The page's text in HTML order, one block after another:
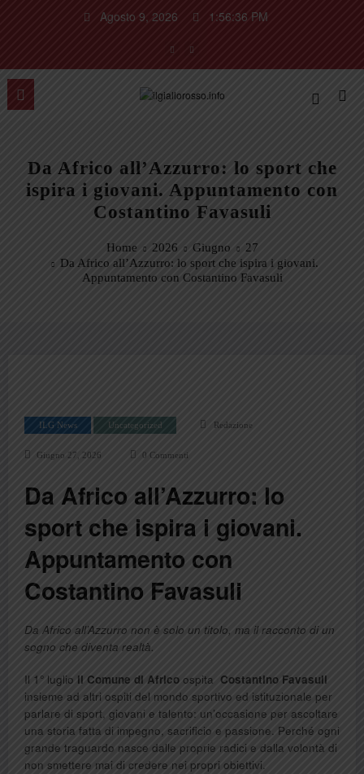
Agosto 9, 2026 1:56:37 PM
Da Africo all’Azzurro: lo sport che
ispira i giovani. Appuntamento con
Costantino Favasuli
Home 2026 Giugno
27
Da Africo all’Azzurro: lo sport che ispira i giovani.
Appuntamento con Costantino Favasuli
ILG News Uncategorized Redazione
Giugno 27, 2026 0 Commenti
Da Africo all’Azzurro: lo
sport che ispira i giovani.
Appuntamento con
Costantino Favasuli
Da Africo all’Azzurro non è solo un titolo, ma il racconto di un
sogno che diventa realtà.
Il 1° luglio il Comune di Africo ospita Costantino Favasuli
insieme ad altri ospiti del mondo sportivo ed istituzionale per
parlare di sport, giovani e talento: un’occasione per ascoltare
una storia fatta di impegno, sacrificio e passione. Perché ogni
grande traguardo nasce dalle proprie radici e dalla volontà di
non smettere mai di credere nei propri obiettivi.